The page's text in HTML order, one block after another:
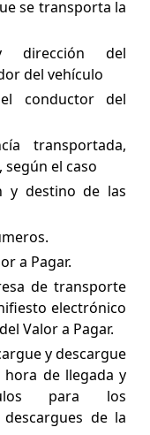
se transporta la
dirección del
del vehículo
conductor del
transportada,
el caso
y destino de las
a Pagar.
de transporte
electrónico
Valor a Pagar.
y descargue
hora de llegada y
para los
de la